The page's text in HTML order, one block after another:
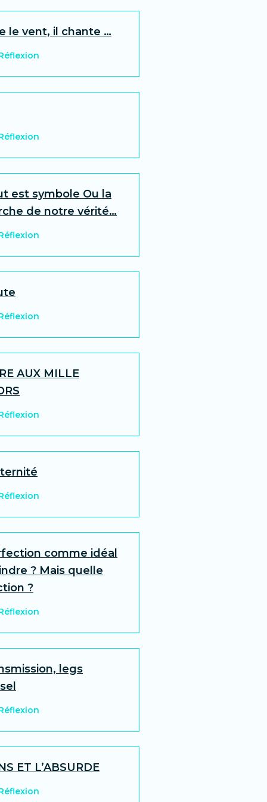
le vent, il chante …
est symbole Ou la
de notre vérité…
AUX MILLE
comme idéal
? Mais quelle
?
legs
ET L’ABSURDE